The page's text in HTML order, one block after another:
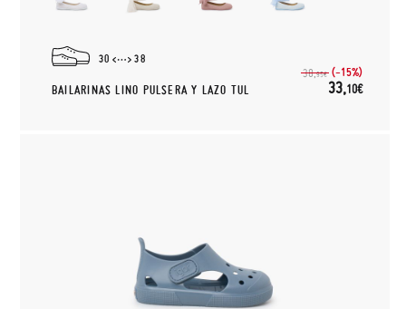
30 38
BAILARINAS LINO PULSERA Y LAZO TUL
38,95€ (-15%)
33,10€